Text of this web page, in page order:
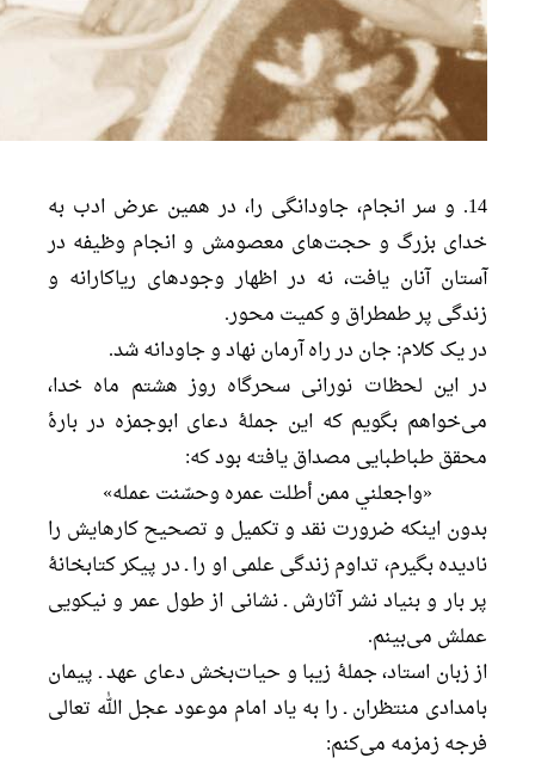
14. و سر انجام، جاودانگی را، در همین عرض ادب به
خدای بزرگ و حجت‌های معصومش و انجام وظیفه در
آستان آنان یافت، نه در اظهار وجود‌های ریاکارانه و
زندگی پر طمطراق و کمیت محور.
در یک کلام: جان در راه آرمان نهاد و جاودانه شد.
در این لحظات نورانی سحرگاه روز هشتم ماه خدا،
می‌خواهم بگویم که این جملۀ دعای ابوجمزه در بارۀ
محقق طباطبایی مصداق یافته بود که:
«واجعلني ممن أطلت عمره وحسّنت عمله»
بدون اینکه ضرورت نقد و تکمیل و تصحیح کارهایش را
نادیده بگیرم، تداوم زندگی علمی او را ـ در پیکر کتابخانۀ
پر بار و بنیاد نشر آثارش ـ نشانی از طول عمر و نیکویی
عملش می‌بینم.
از زبان استاد، جملۀ زیبا و حیات‌بخش دعای عهد ـ پیمان
بامدادی منتظران ـ را به یاد امام موعود عجل الله تعالی
فرجه زمزمه می‌کنم: